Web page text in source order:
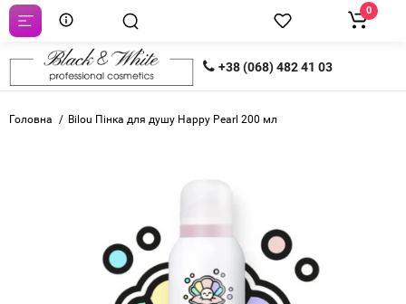
+38 (068) 482 41 03
0
Головна Bilou Пінка для душу Happy Pearl 200 мл